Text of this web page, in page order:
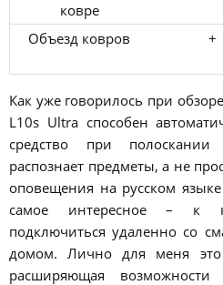
ковре
Объезд ковров +
Как уже говорилось при
L10s Ultra способен
средство при
распознает предметы, а не
оповещения на русском
самое интересное – к
подключиться удаленно со
домом. Лично для меня это
расширяющая